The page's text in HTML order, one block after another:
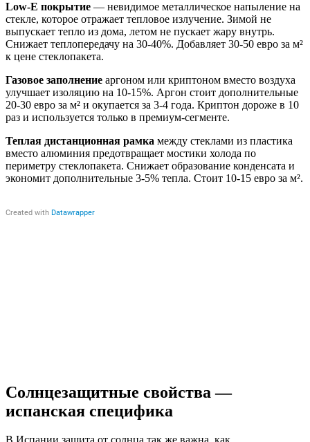
Low-E покрытие — невидимое металлическое напыление на
стекле, которое отражает тепловое излучение. Зимой не
выпускает тепло из дома, летом не пускает жару внутрь.
Снижает теплопередачу на 30-40%. Добавляет 30-50 евро за м²
к цене стеклопакета.
Газовое заполнение аргоном или криптоном вместо воздуха
улучшает изоляцию на 10-15%. Аргон стоит дополнительные
20-30 евро за м² и окупается за 3-4 года. Криптон дороже в 10
раз и используется только в премиум-сегменте.
Теплая дистанционная рамка между стеклами из пластика
вместо алюминия предотвращает мостики холода по
периметру стеклопакета. Снижает образование конденсата и
экономит дополнительные 3-5% тепла. Стоит 10-15 евро за м².
Солнцезащитные свойства —
испанская специфика